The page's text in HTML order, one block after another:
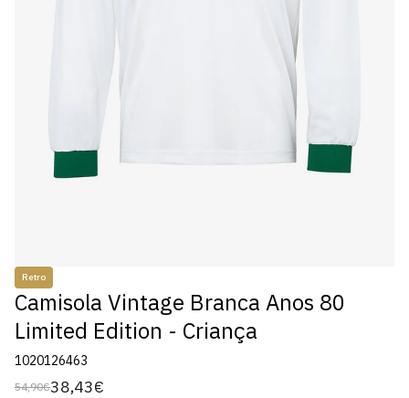
Retro
Camisola Vintage Branca Anos 80
Limited Edition - Criança
1020126463
Preço
54,90€
Preço 38,43€